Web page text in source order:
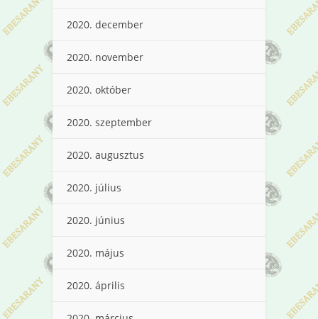
2020. december
2020. november
2020. október
2020. szeptember
2020. augusztus
2020. július
2020. június
2020. május
2020. április